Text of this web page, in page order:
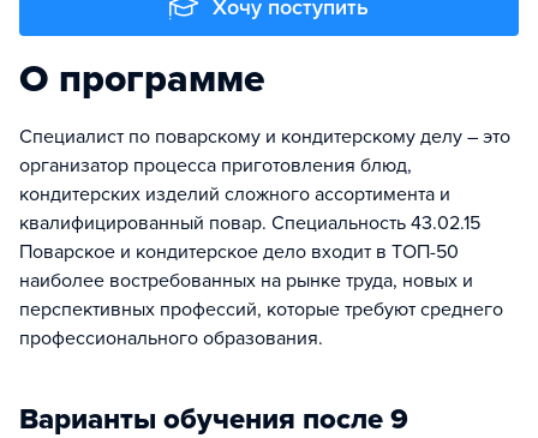
Хочу поступить
О программе
Специалист по поварскому и кондитерскому делу – это
организатор процесса приготовления блюд,
кондитерских изделий сложного ассортимента и
квалифицированный повар. Специальность 43.02.15
Поварское и кондитерское дело входит в ТОП-50
наиболее востребованных на рынке труда, новых и
перспективных профессий, которые требуют среднего
профессионального образования.
Варианты обучения после 9